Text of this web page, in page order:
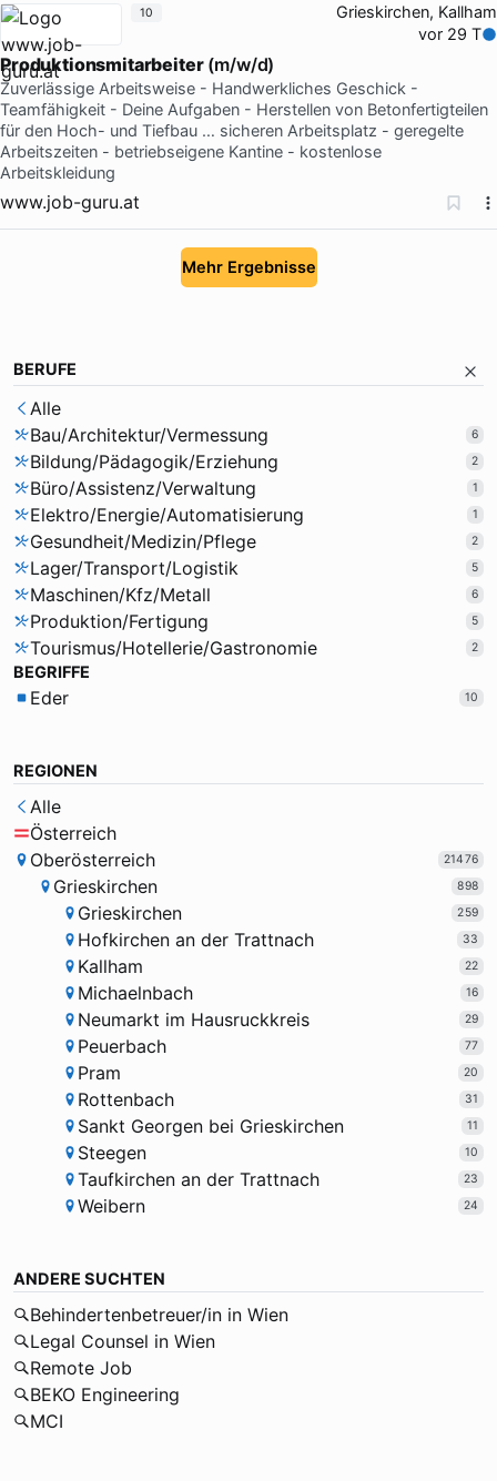
Grieskirchen, Kallham
vor 29 T
Produktionsmitarbeiter(m/w/d)
Zuverlässige Arbeitsweise - Handwerkliches Geschick -
Teamfähigkeit - Deine Aufgaben - Herstellen von Betonfertigteilen
für den Hoch- und Tiefbau … sicheren Arbeitsplatz - geregelte
Arbeitszeiten - betriebseigene Kantine - kostenlose
Arbeitskleidung
www.job-guru.at
10
Mehr Ergebnisse
BERUFE
Alle
Bau/Architektur/Vermessung
6
Bildung/Pädagogik/Erziehung 2
Büro/Assistenz/Verwaltung 1
Elektro/Energie/Automatisierung 1
Gesundheit/Medizin/Pflege 2
Lager/Transport/Logistik 5
Maschinen/Kfz/Metall 6
Produktion/Fertigung 5
Tourismus/Hotellerie/Gastronomie 2
BEGRIFFE
Eder 10
REGIONEN
Alle
Österreich
Oberösterreich
21476
Grieskirchen 898
Grieskirchen 259
Hofkirchen an der Trattnach 33
Kallham 22
Michaelnbach 16
Neumarkt im Hausruckkreis 29
Peuerbach 77
Pram 20
Rottenbach 31
Sankt Georgen bei Grieskirchen 11
Steegen 10
Taufkirchen an der Trattnach 23
Weibern 24
ANDERE SUCHTEN
Behindertenbetreuer/in in Wien
Legal Counsel in Wien
Remote Job
BEKO Engineering
MCI